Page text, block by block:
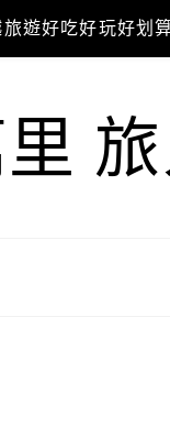
旅遊好吃好玩好划